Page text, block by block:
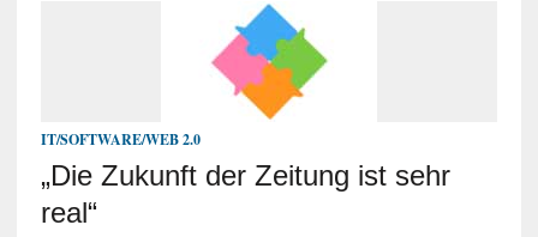
IT/SOFTWARE/WEB 2.0
„Die Zukunft der Zeitung ist sehr
real“